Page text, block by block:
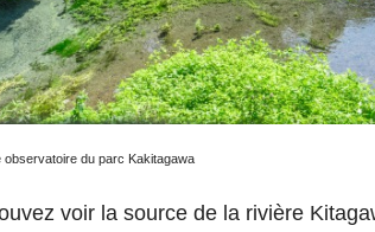
observatoire du parc Kakitagawa
voir la source de la rivière